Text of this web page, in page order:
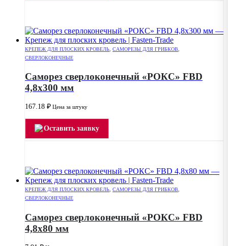
КРЕПЕЖ ДЛЯ ПЛОСКИХ КРОВЕЛЬ САМОРЕЗЫ ДЛЯ ГРИБКОВ
СВЕРЛОКОНЕЧНЫЕ
Саморез сверлоконечный «РОКС» FBD
4,8х300 мм
167.18 ₽ Цена за штуку
Оставить заявку
КРЕПЕЖ ДЛЯ ПЛОСКИХ КРОВЕЛЬ САМОРЕЗЫ ДЛЯ ГРИБКОВ
СВЕРЛОКОНЕЧНЫЕ
Саморез сверлоконечный «РОКС» FBD
4,8х80 мм